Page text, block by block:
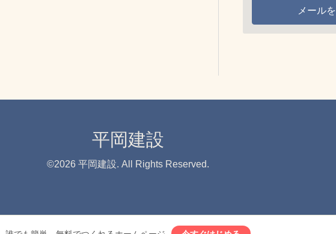
平岡建設
©2026 平岡建設. All Rights Reserved.